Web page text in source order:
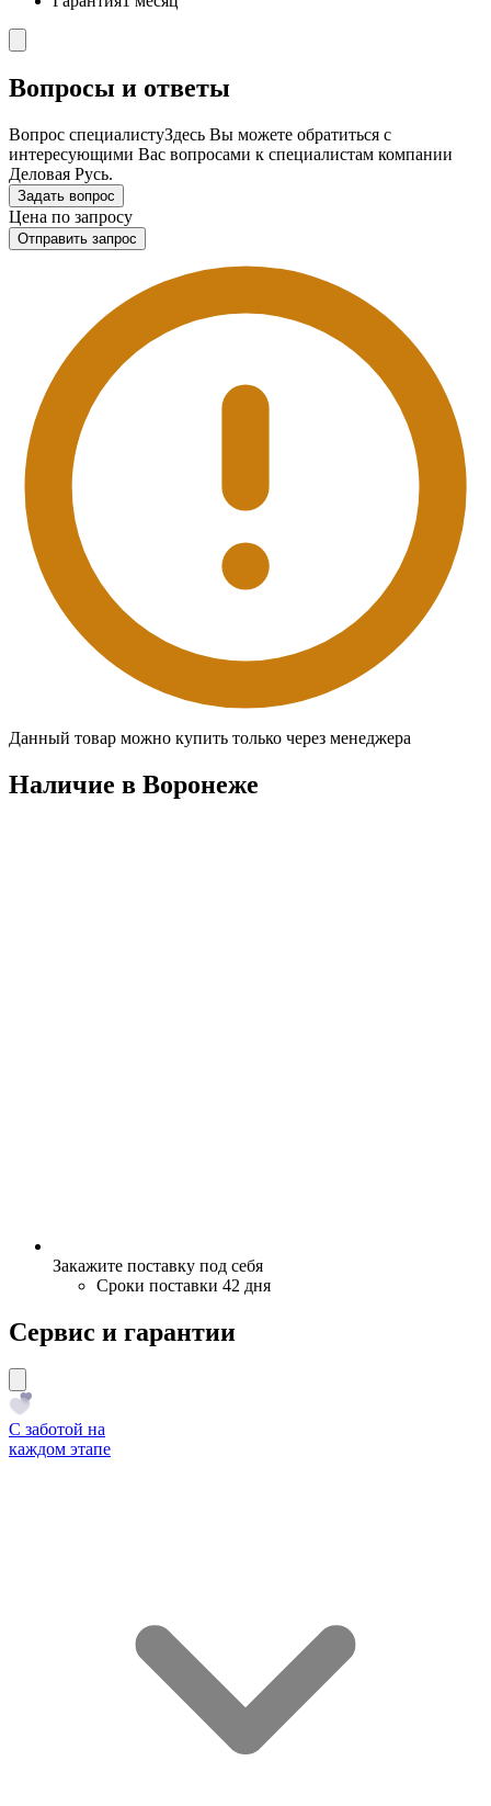
Вопросы и ответы
Вопрос специалистуЗдесь Вы можете обратиться с
интересующими Вас вопросами к специалистам компании
Деловая Русь.
Задать вопрос
Цена по запросу
Отправить запрос
Данный товар можно купить только через менеджера
Наличие в Воронежe
Закажите поставку под себя
Сроки поставки 42 дня
Сервис и гарантии
С заботой на
каждом этапе